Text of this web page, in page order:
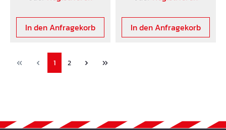
In den Anfragekorb In den Anfragekorb
1 2